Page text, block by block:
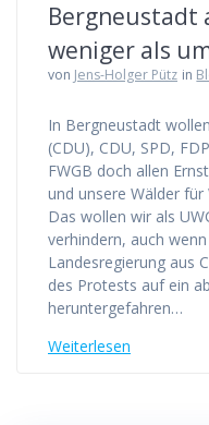
Bergneustadt
weniger als
von Jens-Holger Pütz in
In Bergneustadt
(CDU), CDU, SPD,
FWGB doch allen
und unsere Wälder
Das wollen wir als
verhindern, auch
Landesregierung aus
des Protests auf ein
heruntergefahren…
Weiterlesen